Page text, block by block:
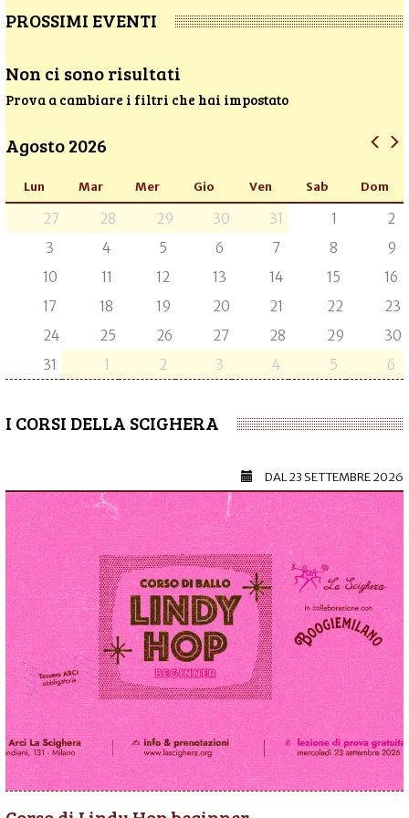
PROSSIMI EVENTI
Non ci sono risultati
Prova a cambiare i filtri che hai impostato
Agosto 2026
Lun Mar Mer Gio Ven Sab Dom
27 28 29 30 31 1
2
3
4 5 6 7 8
9
10
11 12 13 14 15
16
17
18 19 20 21 22
23
24
25 26 27 28 29
30
31
1 2 3 4 5 6
I CORSI DELLA SCIGHERA
DAL23 SETTEMBRE 2026